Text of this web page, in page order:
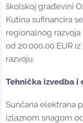
školskoj građevini
Kutina sufinancira
regionalnog razvoja
od 20.000,00 EUR
razvoju.
Tehnička izvedba
Sunčana elektrana
izlaznom snagom